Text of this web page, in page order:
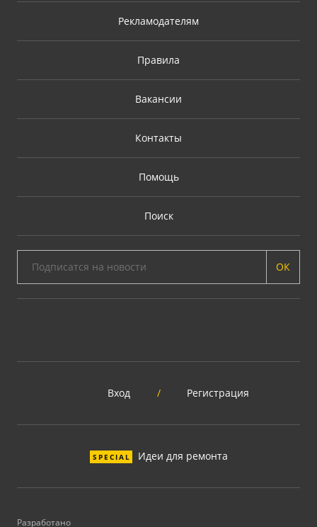
Рекламодателям
Правила
Вакансии
Контакты
Помощь
Поиск
ОК
Вход / Регистрация
SPECIAL Идеи для ремонта
Разработано